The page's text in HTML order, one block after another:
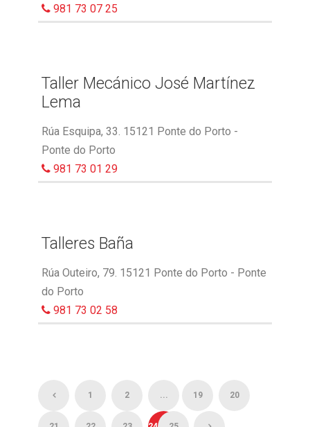
981 73 07 25
Taller Mecánico José Martínez
Lema
Rúa Esquipa, 33. 15121 Ponte do Porto -
Ponte do Porto
981 73 01 29
Talleres Baña
Rúa Outeiro, 79. 15121 Ponte do Porto - Ponte
do Porto
981 73 02 58
1 2 ... 19 20